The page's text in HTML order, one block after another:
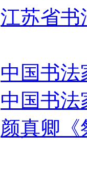
江苏省书
中国书法
中国书法
颜真卿《